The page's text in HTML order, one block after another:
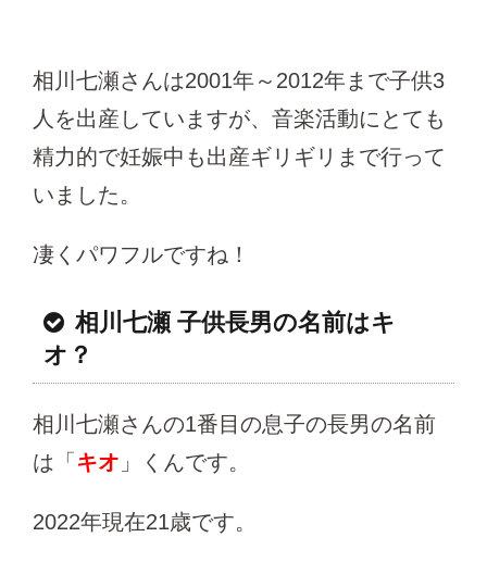
相川七瀬さんは2001年～2012年まで子供3
人を出産していますが、音楽活動にとても
精力的で妊娠中も出産ギリギリまで行って
いました。
凄くパワフルですね！
相川七瀬 子供長男の名前はキ
オ？
相川七瀬さんの1番目の息子の長男の名前
は「 キオ 」くんです。
2022年現在21歳です。